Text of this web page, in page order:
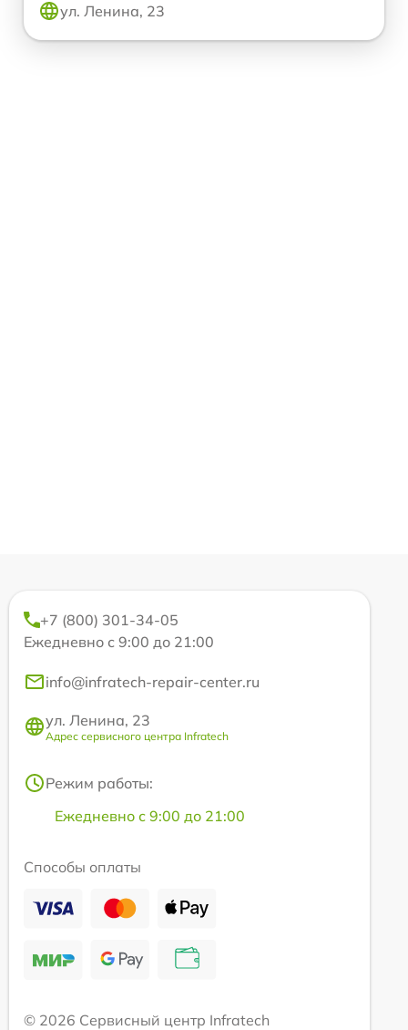
ул. Ленина, 23
+7 (800) 301-34-05
Ежедневно с 9:00 до 21:00
info@infratech-repair-center.ru
ул. Ленина, 23
Адрес сервисного центра Infratech
Режим работы:
Ежедневно с 9:00 до 21:00
Способы оплаты
© 2026 Сервисный центр Infratech